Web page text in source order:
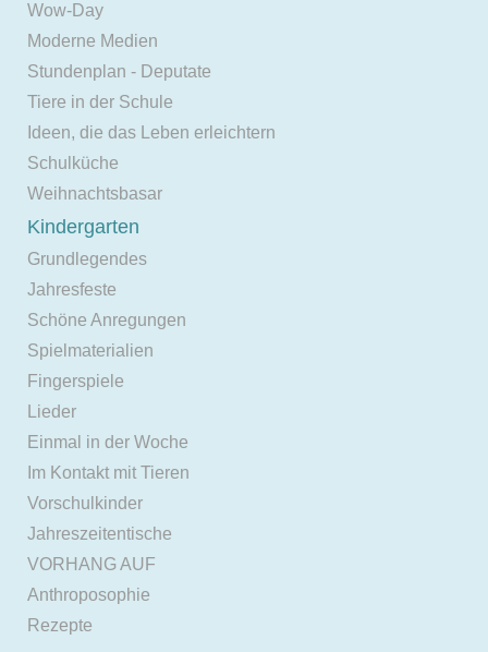
Wow-Day
Moderne Medien
Stundenplan - Deputate
Tiere in der Schule
Ideen, die das Leben erleichtern
Schulküche
Weihnachtsbasar
Kindergarten
Grundlegendes
Jahresfeste
Schöne Anregungen
Spielmaterialien
Fingerspiele
Lieder
Einmal in der Woche
Im Kontakt mit Tieren
Vorschulkinder
Jahreszeitentische
VORHANG AUF
Anthroposophie
Rezepte